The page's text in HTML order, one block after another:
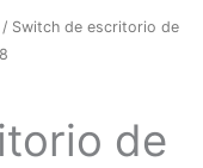
/ Switch de escritorio de
de